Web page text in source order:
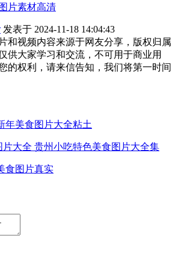
片素材高清
发表于 2024-11-18 14:04:43
和视频内容来源于网友分享，版权归属
供大家学习和交流，不可用于商业用
的权利，请来信告知，我们将第一时间
年美食图片大全粘土
大全 贵州小吃特色美食图片大全集
食图片真实